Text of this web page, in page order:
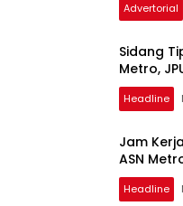
Advertorial
Sidang
Metro,
Headline
Jam
ASN
Headline